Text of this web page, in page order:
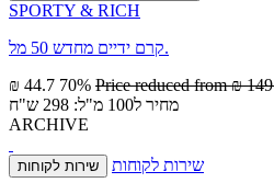
SPORTY & RICH
קרם ידיים מחדש 50 מל.
₪ 44.7 70% Price reduced from₪ 149
מחיר ל100 מ"ל: 298 ש"ח
ARCHIVE
שירות לקוחות שירות לקוחות